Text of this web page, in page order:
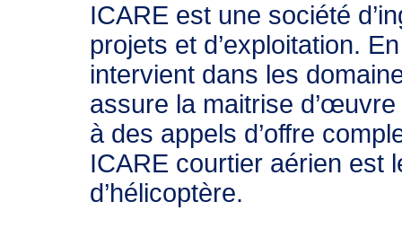
ICARE est une société
projets et d’exploitation.
intervient dans les
assure la maitrise
à des appels d’offre
ICARE courtier aérien est
d’hélicoptère.